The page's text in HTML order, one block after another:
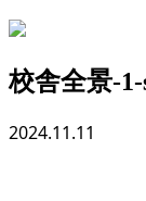
校舎全景-1-
2024.11.11